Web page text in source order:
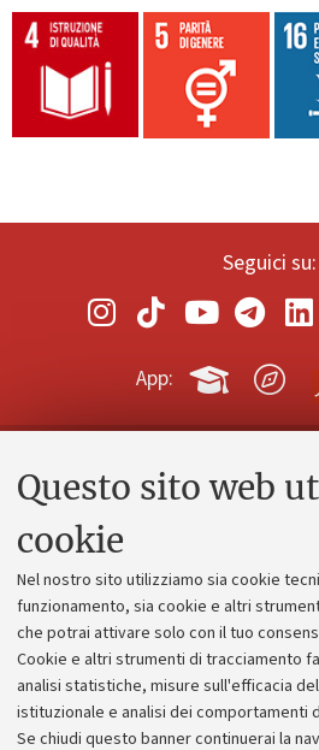
Questo sito web
cookie
Nel nostro sito utilizziamo sia cookie
funzionamento, sia cookie e altri
che potrai attivare solo con il tuo
Cookie e altri strumenti di tracciamento
analisi statistiche, misure sull'efficacia
istituzionale e analisi dei comportamenti
Se chiudi questo banner continuerai la
Seguici su:
App:
Contatti e
Alumni
Piano
Bilanci
Donazioni e